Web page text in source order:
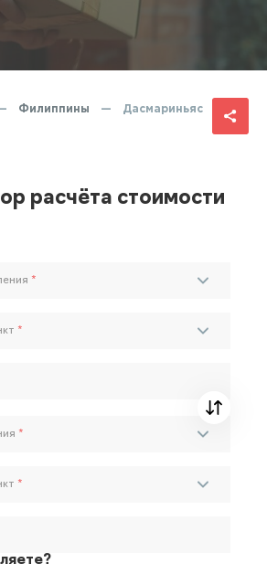
Филиппины — Дасмариньяс
расчёта стоимости
*
*
*
*